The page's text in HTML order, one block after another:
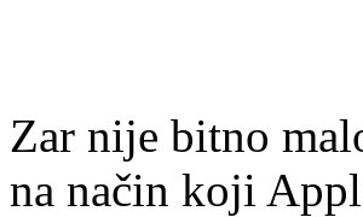
Zar nije bitno
na način koji